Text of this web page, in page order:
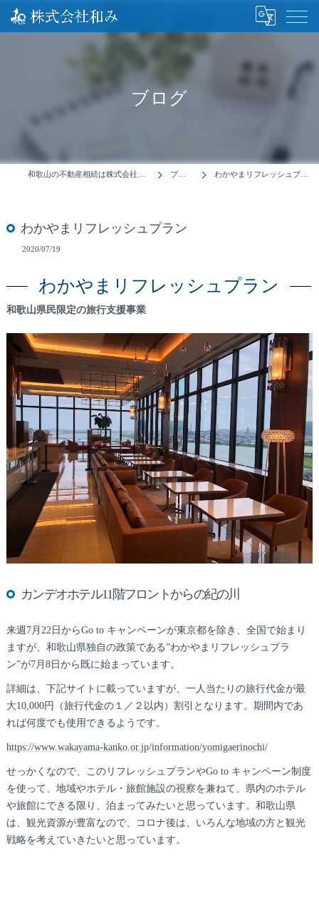
ブログ
ブログ わかやまリフレッシュプラン
わかやまリフレッシュプラン
2020/07/19
和歌山県民限定の旅行支援事業
わかやまリフレッシュプラン
カンデオホテル11階フロントからの紀の川
来週7月22日からGo to キャンペーンが東京都を除き、全国で始まり
ますが、和歌山県独自の政策である”わかやまリフレッシュプラ
ン”が7月8日から既に始まっています。
詳細は、下記サイトに載っていますが、一人当たりの旅行代金が最
大10,000円（旅行代金の１／２以内）割引となります。期間内であ
れば何度でも使用できるようです。
https://www.wakayama-kanko.or.jp/information/yomigaerinochi/
せっかくなので、このリフレッシュプランやGo to キャンペーン制度
を使って、地域やホテル・旅館施設の視察を兼ねて、県内のホテル
や旅館にできる限り、泊まってみたいと思っています。和歌山県
は、観光資源が豊富なので、コロナ後は、いろんな地域の方と観光
戦略を考えていきたいと思っています。